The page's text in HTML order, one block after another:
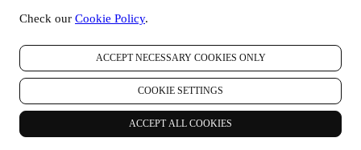
Check our Cookie Policy.
ACCEPT NECESSARY COOKIES ONLY
COOKIE SETTINGS
ACCEPT ALL COOKIES
de inscrição pode ser exercida nos pontos em que as
seleção. Desativar: você pode parar de receber nossas
atualizações a qualquer momento, gratuitamente, clicando no
botão de cancelamento de inscrição no final de qualquer
newsletter. Se preferir, pode fazê-lo entrando em contato
connosco através deprivacy@lecreuset.com.
RE-TARGETING / AJUSTAR AS NOSSAS OFERTAS E
MELHORAR A EXPERIÊNCIA AO CLIENTE.